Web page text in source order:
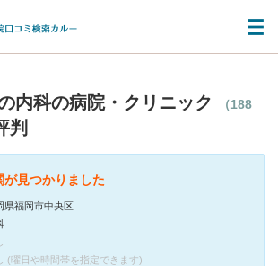
内科の病院・クリニック
（188
判
見つかりました
県福岡市中央区
(曜日や時間帯を指定できます)